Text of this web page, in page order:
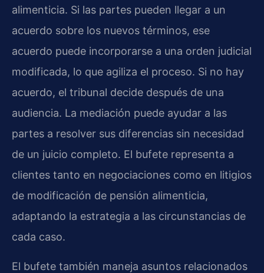
alimenticia. Si las partes pueden llegar a un
acuerdo sobre los nuevos términos, ese
acuerdo puede incorporarse a una orden judicial
modificada, lo que agiliza el proceso. Si no hay
acuerdo, el tribunal decide después de una
audiencia. La mediación puede ayudar a las
partes a resolver sus diferencias sin necesidad
de un juicio completo. El bufete representa a
clientes tanto en negociaciones como en litigios
de modificación de pensión alimenticia,
adaptando la estrategia a las circunstancias de
cada caso.
El bufete también maneja asuntos relacionados